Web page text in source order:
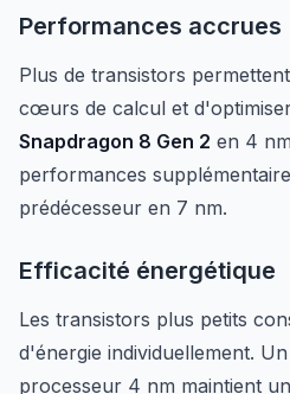
Performances accrues
Plus de transistors
cœurs de calcul et
Snapdragon 8 Gen 2 en 4
performances
prédécesseur en 7 nm.
Efficacité énergétique
Les transistors plus petits
d'énergie individuellement.
processeur 4 nm maintient